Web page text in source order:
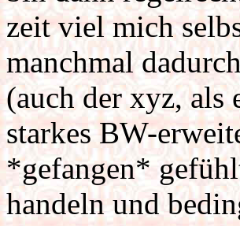
zeit viel mich
manchmal
(auch der xyz, als
starkes BW-
*gefangen*
handeln und